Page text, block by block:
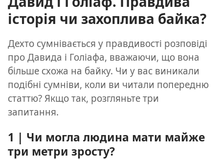
історія чи захоплива байка?
Дехто сумнівається у правдивості розповіді
про Давида і Голіафа, вважаючи, що вона
більше схожа на байку. Чи у вас виникали
подібні сумніви, коли ви читали попередню
статтю? Якщо так, розгляньте три
запитання.
1 | Чи могла людина мати майже
три метри зросту?